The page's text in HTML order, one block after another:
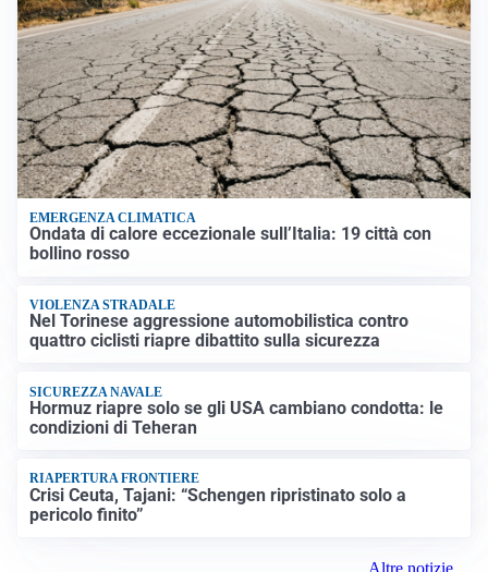
EMERGENZA CLIMATICA
Ondata di calore eccezionale sull’Italia: 19 città con
bollino rosso
VIOLENZA STRADALE
Nel Torinese aggressione automobilistica contro
quattro ciclisti riapre dibattito sulla sicurezza
SICUREZZA NAVALE
Hormuz riapre solo se gli USA cambiano condotta: le
condizioni di Teheran
RIAPERTURA FRONTIERE
Crisi Ceuta, Tajani: “Schengen ripristinato solo a
pericolo finito”
Altre notizie